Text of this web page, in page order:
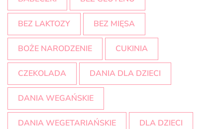
BEZ LAKTOZY BEZ MIĘSA
BOŻE NARODZENIE CUKINIA
CZEKOLADA DANIA DLA DZIECI
DANIA WEGAŃSKIE
DANIA WEGETARIAŃSKIE DLA DZIECI